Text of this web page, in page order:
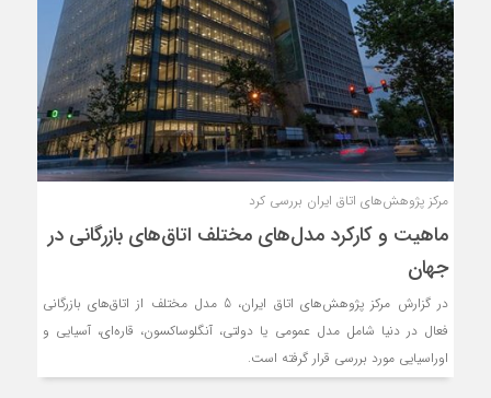
مرکز پژوهش‌های اتاق ایران بررسی کرد
ماهیت و کارکرد مدل‌های مختلف اتاق‌های بازرگانی در
جهان
در گزارش مرکز پژوهش‌های اتاق ایران، 5 مدل مختلف از اتاق‌های بازرگانی
فعال در دنیا شامل مدل عمومی یا دولتی، آنگلوساکسون، قاره‌ای، آسیایی و
اوراسیایی مورد بررسی قرار گرفته است.